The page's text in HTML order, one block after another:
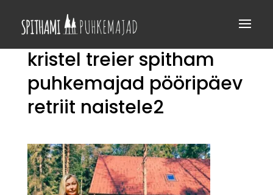
kristel treier spitham
puhkemajad pööripäev
retriit naistele2